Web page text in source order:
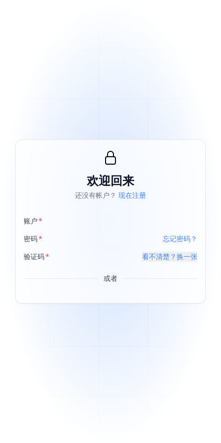
欢迎回来
还没有帐户？ 现在注册
账户
密码
忘记密码？
验证码
看不清楚？换一张
或者